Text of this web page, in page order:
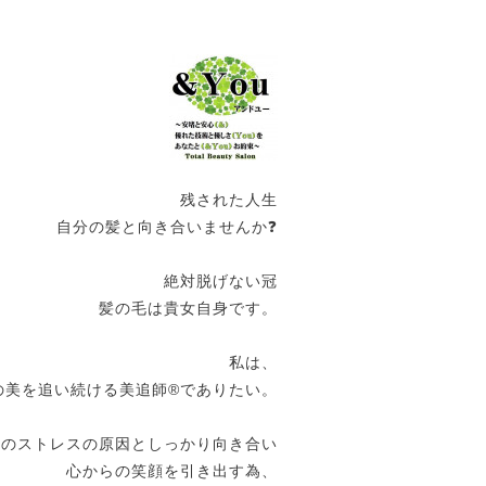
残された人生
自分の髪と向き合いませんか❓
絶対脱げない冠
髪の毛は貴女自身です。
私は、
美を追い続ける美追師®️でありたい。
ストレスの原因としっかり向き合い
心からの笑顔を引き出す為、